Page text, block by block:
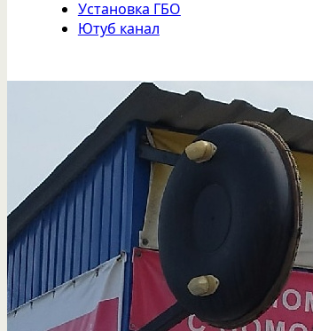
Установка ГБО
Ютуб канал